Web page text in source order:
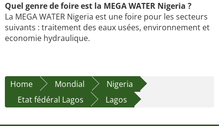
Quel genre de foire est la MEGA WATER Nigeria ?
La MEGA WATER Nigeria est une foire pour les secteurs
suivants : traitement des eaux usées, environnement et
economie hydraulique.
Home Mondial
Nigeria
Etat fédéral Lagos
Lagos